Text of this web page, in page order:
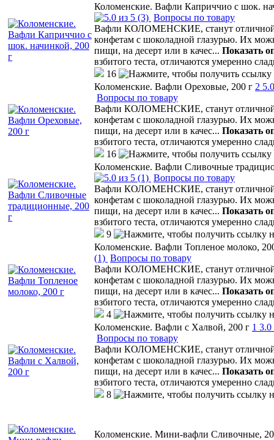
Коломенские. Вафли Каприччио с шок.
(3) Вопросы по товару
Вафли КОЛОМЕНСКИЕ, станут отличной
конфетам с шоколадной глазурью. Их
пищи, на десерт или в качес... Показать
взбитого теста, отличаются умеренно
16
Коломенские. Вафли Ореховые, 200 г 2 5.0
Вопросы по товару
Вафли КОЛОМЕНСКИЕ, станут отличной
конфетам с шоколадной глазурью. Их
пищи, на десерт или в качес... Показать
взбитого теста, отличаются умеренно
16
Коломенские. Вафли Сливочные
(1) Вопросы по товару
Вафли КОЛОМЕНСКИЕ, станут отличной
конфетам с шоколадной глазурью. Их
пищи, на десерт или в качес... Показать
взбитого теста, отличаются умеренно
9
Коломенские. Вафли Топленое молоко,
(1) Вопросы по товару
Вафли КОЛОМЕНСКИЕ, станут отличной
конфетам с шоколадной глазурью. Их
пищи, на десерт или в качес... Показать
взбитого теста, отличаются умеренно
4
Коломенские. Вафли с Халвой, 200 г 1 3.0
Вопросы по товару
Вафли КОЛОМЕНСКИЕ, станут отличной
конфетам с шоколадной глазурью. Их
пищи, на десерт или в качес... Показать
взбитого теста, отличаются умеренно
8
Коломенские. Мини-вафли Сливочные,